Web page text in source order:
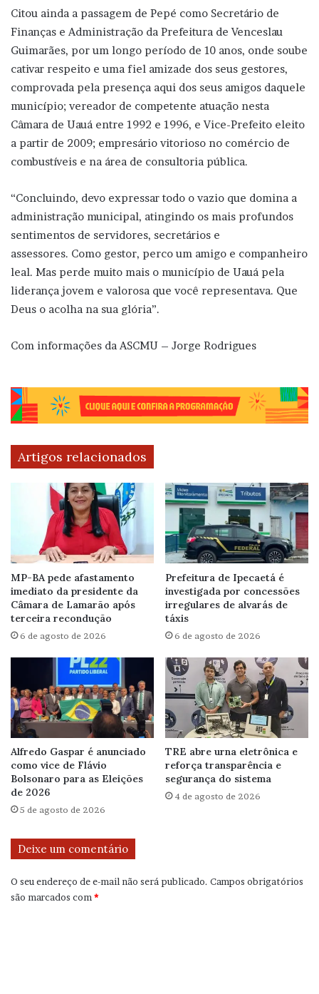
Citou ainda a passagem de Pepé como Secretário de
Finanças e Administração da Prefeitura de Venceslau
Guimarães, por um longo período de 10 anos, onde soube
cativar respeito e uma fiel amizade dos seus gestores,
comprovada pela presença aqui dos seus amigos daquele
município; vereador de competente atuação nesta
Câmara de Uauá entre 1992 e 1996, e Vice-Prefeito eleito
a partir de 2009; empresário vitorioso no comércio de
combustíveis e na área de consultoria pública.
“Concluindo, devo expressar todo o vazio que domina a
administração municipal, atingindo os mais profundos
sentimentos de servidores, secretários e
assessores. Como gestor, perco um amigo e companheiro
leal. Mas perde muito mais o município de Uauá pela
liderança jovem e valorosa que você representava. Que
Deus o acolha na sua glória”.
Com informações da ASCMU – Jorge Rodrigues
Artigos relacionados
MP-BA pede afastamento
imediato da presidente da
Câmara de Lamarão após
terceira recondução
6 de agosto de 2026
Prefeitura de Ipecaetá é
investigada por concessões
irregulares de alvarás de
táxis
6 de agosto de 2026
Alfredo Gaspar é anunciado
como vice de Flávio
Bolsonaro para as Eleições
de 2026
5 de agosto de 2026
TRE abre urna eletrônica e
reforça transparência e
segurança do sistema
4 de agosto de 2026
Deixe um comentário
O seu endereço de e-mail não será publicado. Campos obrigatórios
são marcados com*